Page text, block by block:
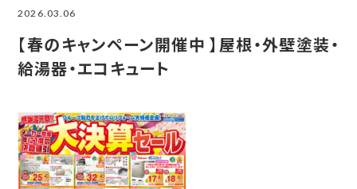
2026.03.06
【春のキャンペーン開催中 】屋根・外壁塗装・
給湯器・エコキュート